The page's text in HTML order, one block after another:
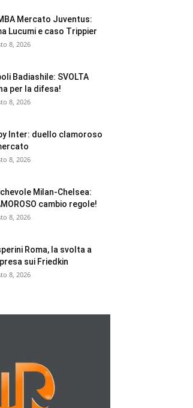
Mercato Juventus:
Lucumi e caso Trippier
8, 2026
Badiashile: SVOLTA
per la difesa!
8, 2026
Inter: duello clamoroso
8, 2026
Milan-Chelsea:
cambio regole!
8, 2026
Roma, la svolta a
sui Friedkin
8, 2026